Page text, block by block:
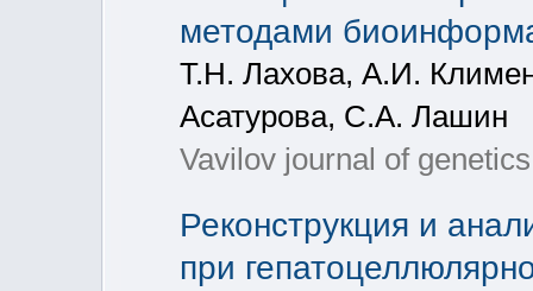
методами
Т.Н. Лахова, А.И.
Асатурова, С.А. Лашин
Vavilov journal of
Реконструкция и
при